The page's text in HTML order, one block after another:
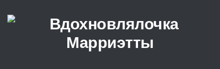
Перейти к содержимому